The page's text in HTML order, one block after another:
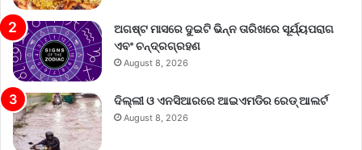
ଅଗଷ୍ଟ ମାସରେ ଦୁଇଟି ଭିନ୍ନ ତାରିଖରେ ସୂର୍ଯ୍ୟପରାଗ
ଏବଂ ଚନ୍ଦ୍ରଗ୍ରହଣ
August 8, 2026
ଦିଲ୍ଲୀ ଓ ଏନସିଆରରେ ଆଇଏମଡିର ରେଡ୍‌ ଆଲର୍ଟ
August 8, 2026